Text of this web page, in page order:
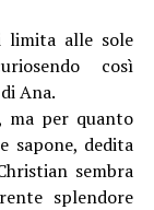
limita alle sole
così
Ana.
ma per quanto
sapone, dedita
sembra
splendore